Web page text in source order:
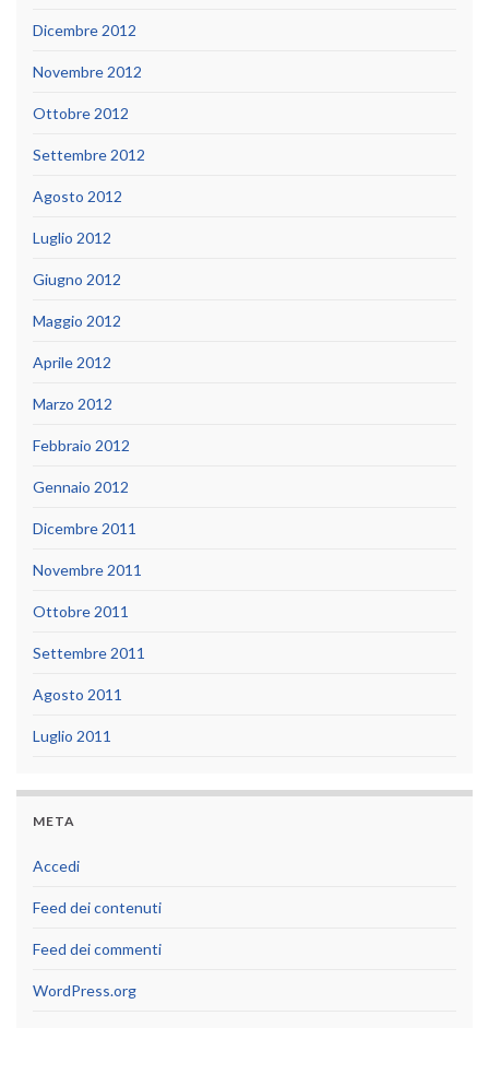
Dicembre 2012
Novembre 2012
Ottobre 2012
Settembre 2012
Agosto 2012
Luglio 2012
Giugno 2012
Maggio 2012
Aprile 2012
Marzo 2012
Febbraio 2012
Gennaio 2012
Dicembre 2011
Novembre 2011
Ottobre 2011
Settembre 2011
Agosto 2011
Luglio 2011
META
Accedi
Feed dei contenuti
Feed dei commenti
WordPress.org